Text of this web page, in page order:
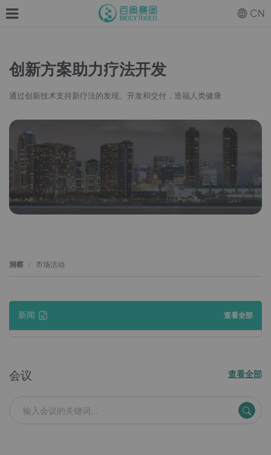
创新方案助力疗法开发
通过创新技术支持新疗法的发现、开发和交付，造福人类健康
洞察 市场活动
新闻 查看全部
会议 查看全部
CN